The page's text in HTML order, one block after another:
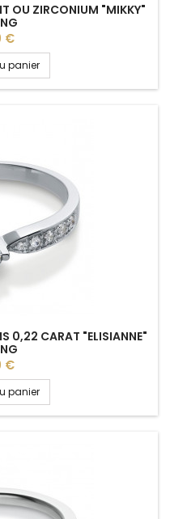
OU ZIRCONIUM "MIKKY"
€
panier
0,22 CARAT "ELISIANNE"
€
panier